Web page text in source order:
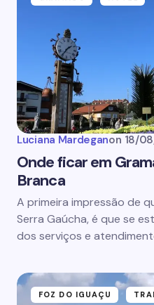
Luciana Mardeganon 18/
Onde ficar em
Branca
A primeira impressão de
Serra Gaúcha, é que se
dos serviços e
FOZ DO IGUAÇU